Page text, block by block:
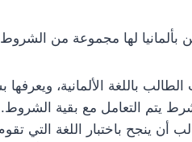
بألمانيا لها مجموعة من
باللغة الألمانية،
يتم التعامل مع بقية الشروط.
أن ينجح باختبار اللغة التي